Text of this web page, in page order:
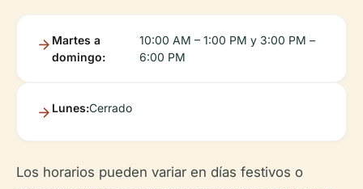
Martes a
domingo:
10:00 AM – 1:00 PM y 3:00 PM –
6:00 PM
Lunes:Cerrado
Los horarios pueden variar en días festivos o